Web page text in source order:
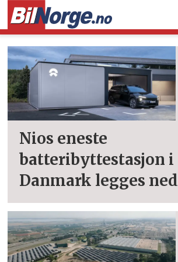
Tag:
notiser
Nios eneste
batteribyttestasjon i
Danmark legges ned